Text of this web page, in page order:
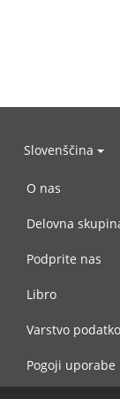
Slovenščina
O nas
Delovna
Podprite nas
Libro
Varstvo
Pogoji uporabe